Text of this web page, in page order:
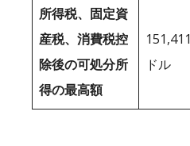
所得税、固定資
産税、消費税控
除後の可処分所
得の最高額
151,411
ドル